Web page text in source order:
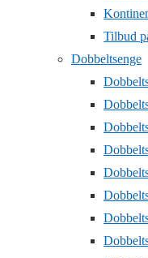
Tilbud
Dobbeltsenge